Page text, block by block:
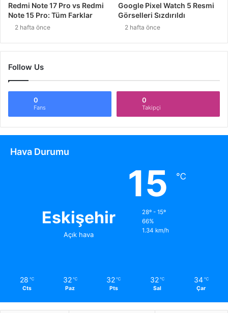
Redmi Note 17 Pro vs Redmi
Note 15 Pro: Tüm Farklar
2 hafta önce
Google Pixel Watch 5 Resmi
Görselleri Sızdırıldı
2 hafta önce
Follow Us
0
Fans
0
Takipçi
Hava Durumu
Eskişehir
Açık hava
15 ℃
28º - 15º
66%
1.34 km/h
28 ℃
Cts
32 ℃
Paz
32 ℃
Pts
32 ℃
Sal
34 ℃
Çar